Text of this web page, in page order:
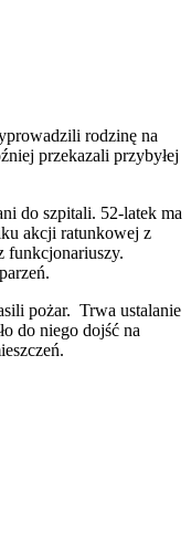
rodzinę na
przekazali przybyłej
do szpitali. 52-latek ma
akcji ratunkowej z
funkcjonariuszy.
pożar. Trwa ustalanie
do niego dojść na